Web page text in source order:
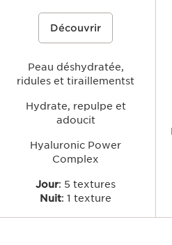
Une gamme de soins hydratants
contenant le Hyaluronic Power
officinal, pour visiblement repulper,
lisser et apaiser la peau, tout en lui
apportant une hydratation longue-
Découvrir
Peau déshydratée,
ridules et tiraillementst
Hydrate, repulpe et
adoucit
Hyaluronic Power
Complex
Jour: 5 textures
Nuit: 1 texture